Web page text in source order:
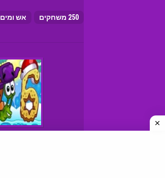
250 משחקים אש ומים